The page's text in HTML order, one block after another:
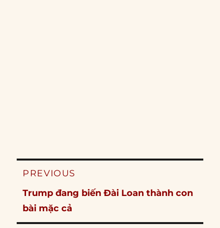
Post
PREVIOUS
Previous
post:
Trump đang biến Đài Loan thành con
bài mặc cả